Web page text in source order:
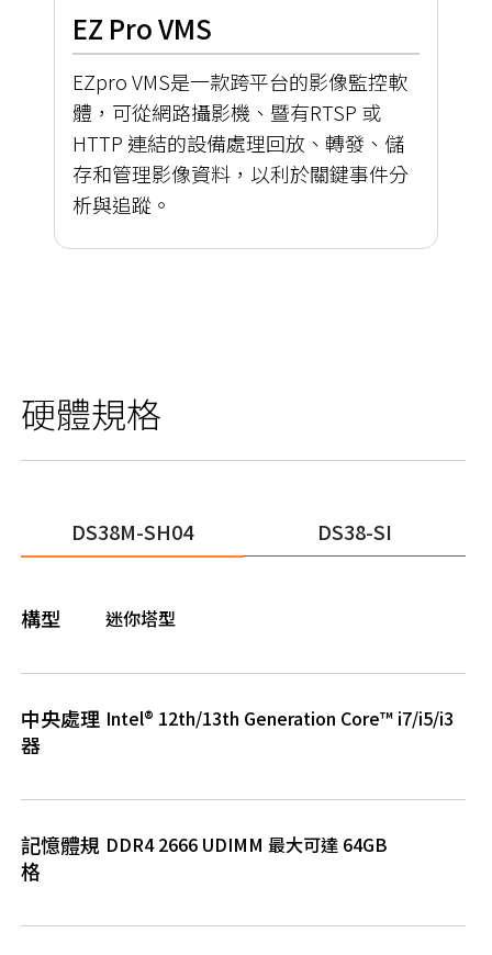
EZ Pro VMS
EZpro VMS是一款跨平台的影像監控軟
體，可從網路攝影機、暨有RTSP 或
HTTP 連結的設備處理回放、轉發、儲
存和管理影像資料，以利於關鍵事件分
析與追蹤。
硬體規格
DS38M-SH04 DS38-SI
構型 迷你塔型
中央處理
器
Intel® 12th/13th Generation Core™ i7/i5/i3
記憶體規
格
DDR4 2666 UDIMM 最大可達 64GB